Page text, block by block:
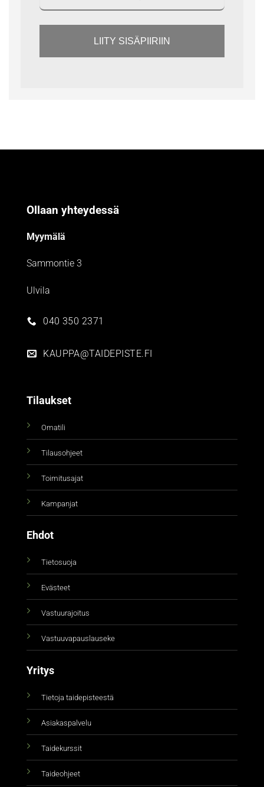
LIITY SISÄPIIRIIN
Ollaan yhteydessä
Myymälä
Sammontie 3
Ulvila
040 350 2371
KAUPPA@TAIDEPISTE.FI
Tilaukset
Omatili
Tilausohjeet
Toimitusajat
Kampanjat
Ehdot
Tietosuoja
Evästeet
Vastuurajoitus
Vastuuvapauslauseke
Yritys
Tietoja taidepisteestä
Asiakaspalvelu
Taidekurssit
Taideohjeet